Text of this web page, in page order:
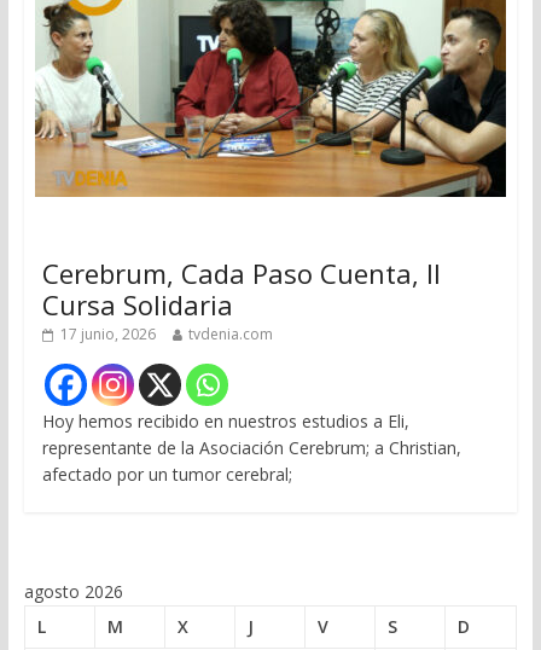
Cerebrum, Cada Paso Cuenta, II
Cursa Solidaria
17 junio, 2026 tvdenia.com
Hoy hemos recibido en nuestros estudios a Eli,
representante de la Asociación Cerebrum; a Christian,
afectado por un tumor cerebral;
agosto 2026
L
M X J V S
D